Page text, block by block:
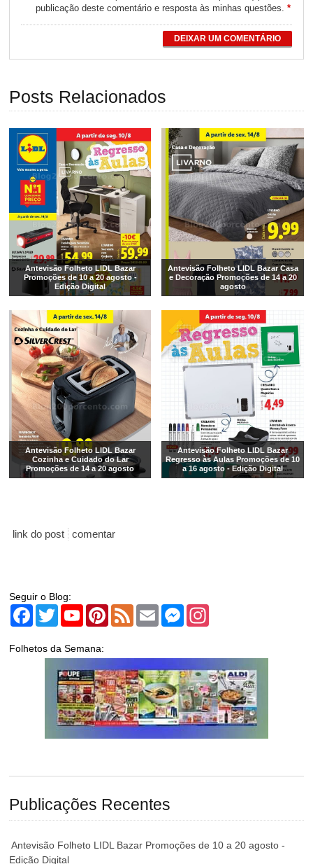
publicação deste comentário e resposta às minhas questões.*
DEIXAR UM COMENTÁRIO
Posts Relacionados
Antevisão Folheto LIDL Bazar
Promoções de 10 a 20 agosto -
Edição Digital
Antevisão Folheto LIDL Bazar Casa
e Decoração Promoções de 14 a 20
agosto
Antevisão Folheto LIDL Bazar
Cozinha e Cuidado do Lar
Promoções de 14 a 20 agosto
Antevisão Folheto LIDL Bazar
Regresso às Aulas Promoções de 10
a 16 agosto - Edição Digital
link do post comentar
Seguir o Blog:
Facebook
TwitterYouTubePinterest
Feed Email Messenger
Folhetos da Semana:
Publicações Recentes
Antevisão Folheto LIDL Bazar Promoções de 10 a 20 agosto -
Edição Digital